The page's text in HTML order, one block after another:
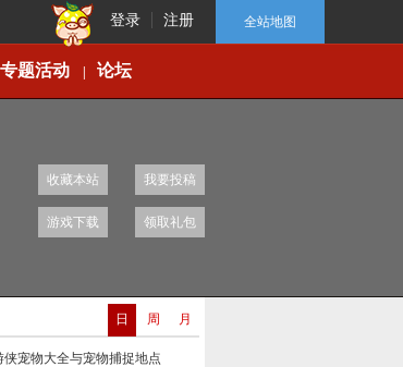
登录 注册 全站地图
专题活动 论坛
收藏本站 我要投稿
游戏下载 领取礼包
日 周 月
侠宠物大全与宠物捕捉地点